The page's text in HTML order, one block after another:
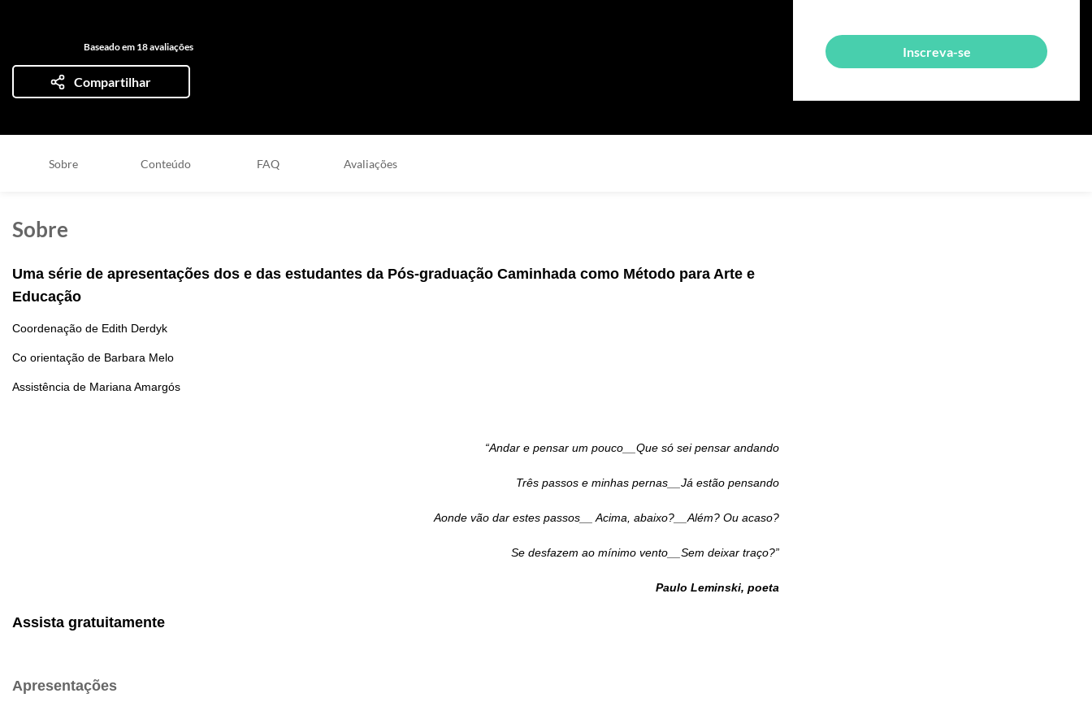
Baseado em 18 avaliações
Compartilhar
Sobre Conteúdo FAQ Avaliações
Sobre
Uma série de apresentações dos e das estudantes da Pós-graduação Caminhada como Método para Arte e
Educação
Coordenação de Edith Derdyk
Co orientação de Barbara Melo
Assistência de Mariana Amargós
“Andar e pensar um pouco__Que só sei pensar andando
Três passos e minhas pernas__Já estão pensando
Aonde vão dar estes passos__ Acima, abaixo?__Além? Ou acaso?
Se desfazem ao mínimo vento__Sem deixar traço?”
Paulo Leminski, poeta
Assista gratuitamente
Apresentações
Inscreva-se